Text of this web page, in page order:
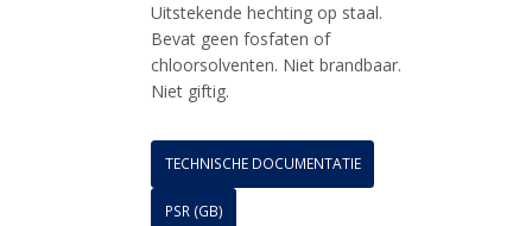
Uitstekende hechting op staal.
Bevat geen fosfaten of
chloorsolventen. Niet brandbaar.
Niet giftig.
TECHNISCHE DOCUMENTATIE
PSR (GB)